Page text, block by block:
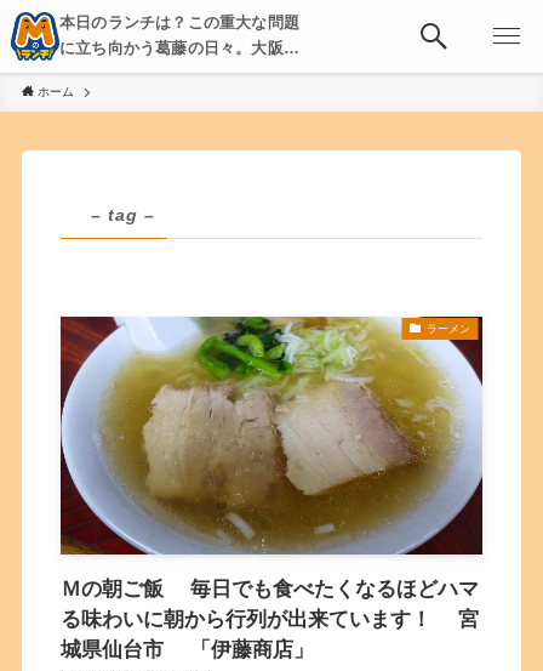
本日のランチは？この重大な問題
に立ち向かう葛藤の日々。大阪・
京都・神戸を中心とした食べ歩
き、飲み歩きを綴る。
ホーム
– tag –
ラーメン
Ｍの朝ご飯 毎日でも食べたくなるほどハマ
る味わいに朝から行列が出来ています！ 宮
城県仙台市 「伊藤商店」